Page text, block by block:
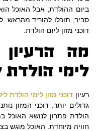
ביום ההולדת, אבל האוכל
סביר, תוכלו להוריד מהראש.
דוכני מזון ליום הולדת.
מה הרעיון
לימי הולדת
רעיון דוכני מזון לימי הולדת
גדולים יותר. דוכני המזון
הולדת פתרון לנושא האוכל
חוויה מיוחדת. האוכל מוגש